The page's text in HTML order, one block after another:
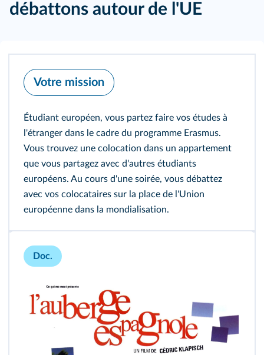
débattons autour de l'UE
Votre mission
Étudiant européen, vous partez faire vos études à
l'étranger dans le cadre du programme Erasmus.
Vous trouvez une colocation dans un appartement
que vous partagez avec d'autres étudiants
européens. Au cours d'une soirée, vous débattez
avec vos colocataires sur la place de l'Union
européenne dans la mondialisation.
Doc.